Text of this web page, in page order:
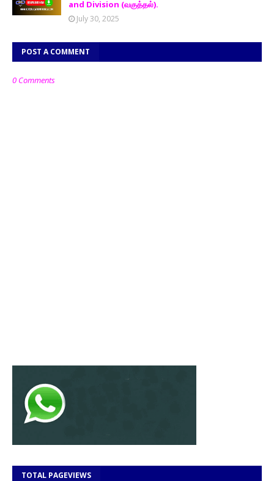
and Division (வகுத்தல்).
July 30, 2025
POST A COMMENT
0 Comments
TOTAL PAGEVIEWS